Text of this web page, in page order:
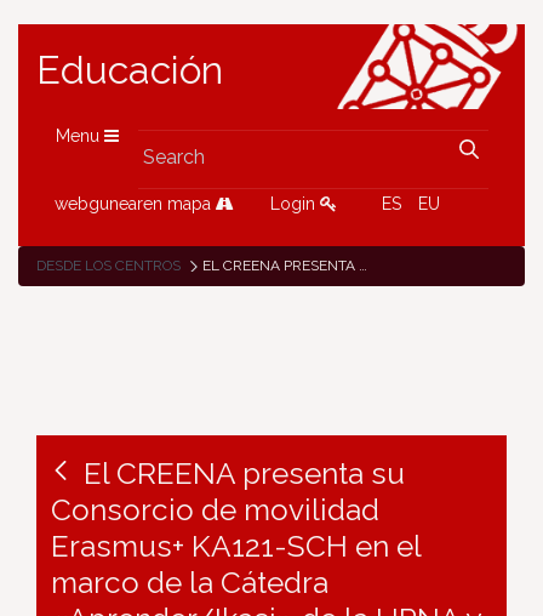
Educación
Menu
webgunearen mapa Login ES EU
DESDE LOS CENTROS EL CREENA PRESENTA SU CONSORCIO DE MOVILIDAD ERASMUS+ KA121-SCH EN EL MARCO DE LA CÁTEDRA «APRENDER/IKASI» DE LA UPNA Y LA FUNDACIÓN CAJA NAVARRA
El CREENA presenta su
Consorcio de movilidad
Erasmus+ KA121-SCH en el
marco de la Cátedra